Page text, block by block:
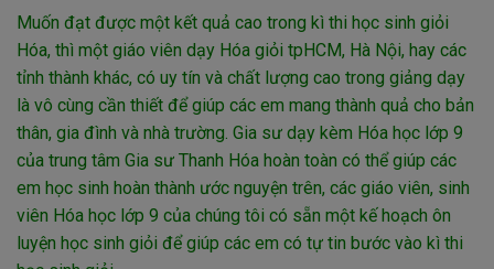
Muốn đạt được một kết quả cao trong kì thi học sinh giỏi
Hóa, thì một giáo viên dạy Hóa giỏi tpHCM, Hà Nội, hay các
tỉnh thành khác, có uy tín và chất lượng cao trong giảng dạy
là vô cùng cần thiết để giúp các em mang thành quả cho bản
thân, gia đình và nhà trường. Gia sư dạy kèm Hóa học lớp 9
của trung tâm Gia sư Thanh Hóa hoàn toàn có thể giúp các
em học sinh hoàn thành ước nguyện trên, các giáo viên, sinh
viên Hóa học lớp 9 của chúng tôi có sẵn một kế hoạch ôn
luyện học sinh giỏi để giúp các em có tự tin bước vào kì thi